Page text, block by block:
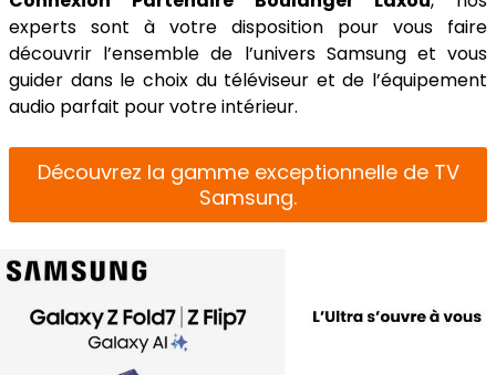
experts sont à votre disposition pour vous faire
découvrir l’ensemble de l’univers Samsung et vous
guider dans le choix du téléviseur et de l’équipement
audio parfait pour votre intérieur.
Découvrez la gamme exceptionnelle de TV
Samsung.